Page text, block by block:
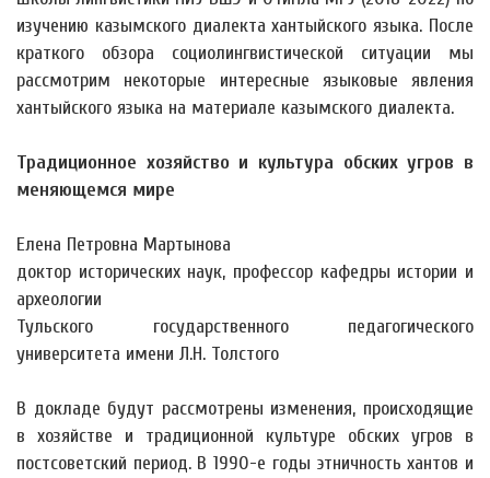
изучению казымского диалекта хантыйского языка. После
краткого обзора социолингвистической ситуации мы
рассмотрим некоторые интересные языковые явления
хантыйского языка на материале казымского диалекта.
Традиционное хозяйство и культура обских угров в
меняющемся мире
Елена Петровна Мартынова
доктор исторических наук, профессор кафедры истории и
археологии
Тульского государственного педагогического
университета имени Л.Н. Толстого
В докладе будут рассмотрены изменения, происходящие
в хозяйстве и традиционной культуре обских угров в
постсоветский период. В 1990-е годы этничность хантов и